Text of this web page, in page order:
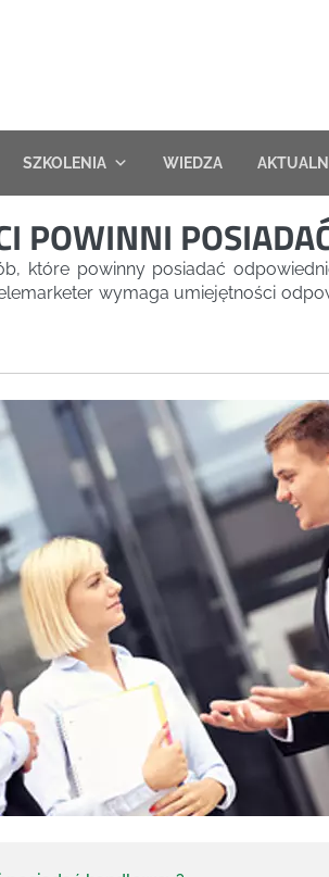
SZKOLENIA WIEDZA
POWINNI
które powinny posiadać
wymaga umiejętności